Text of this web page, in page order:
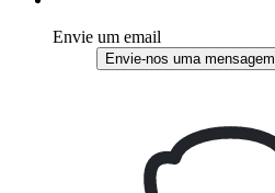
Envie um email
Envie-nos uma mensagem